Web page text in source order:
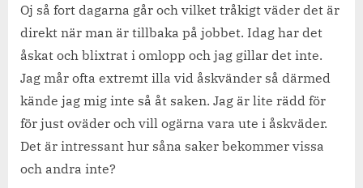
Oj så fort dagarna går och vilket tråkigt väder det är
direkt när man är tillbaka på jobbet. Idag har det
åskat och blixtrat i omlopp och jag gillar det inte.
Jag mår ofta extremt illa vid åskvänder så därmed
kände jag mig inte så åt saken. Jag är lite rädd för
för just oväder och vill ogärna vara ute i åskväder.
Det är intressant hur såna saker bekommer vissa
och andra inte?